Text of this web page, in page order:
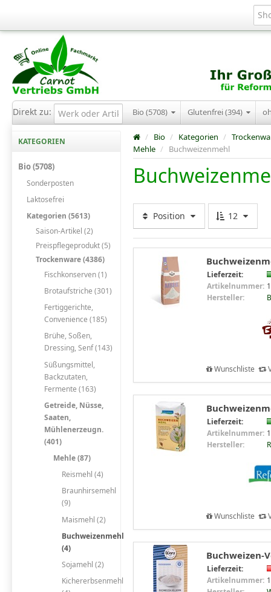
Direkt zu: Bio (5708) Glutenfrei (394)
KATEGORIEN
Bio (5708)
Sonderposten
Laktosefrei
Kategorien (5613)
Saison-Artikel (2)
Preispflegeprodukt (5)
Trockenware (4386)
Fischkonserven (1)
Brotaufstriche (301)
Fertiggerichte,
Convenience (185)
Brühe, Soßen,
Dressing, Senf (143)
Süßungsmittel,
Backzutaten,
Fermente (163)
Getreide, Nüsse,
Saaten,
Mühlenerzeugn.
(401)
Mehle (87)
Reismehl (4)
Braunhirsemehl
(9)
Maismehl (2)
Buchweizenmehl
(4)
Sojamehl (2)
Kichererbsenmehl
/ Bio / Kategorien /
Mehle / Buchweizenmehl
Position 12
Lieferzeit:
Artikelnummer:
Hersteller:
Wunschliste
Lieferzeit:
Artikelnummer:
Hersteller:
Wunschliste
Buchweizen-
Lieferzeit:
Artikelnummer: